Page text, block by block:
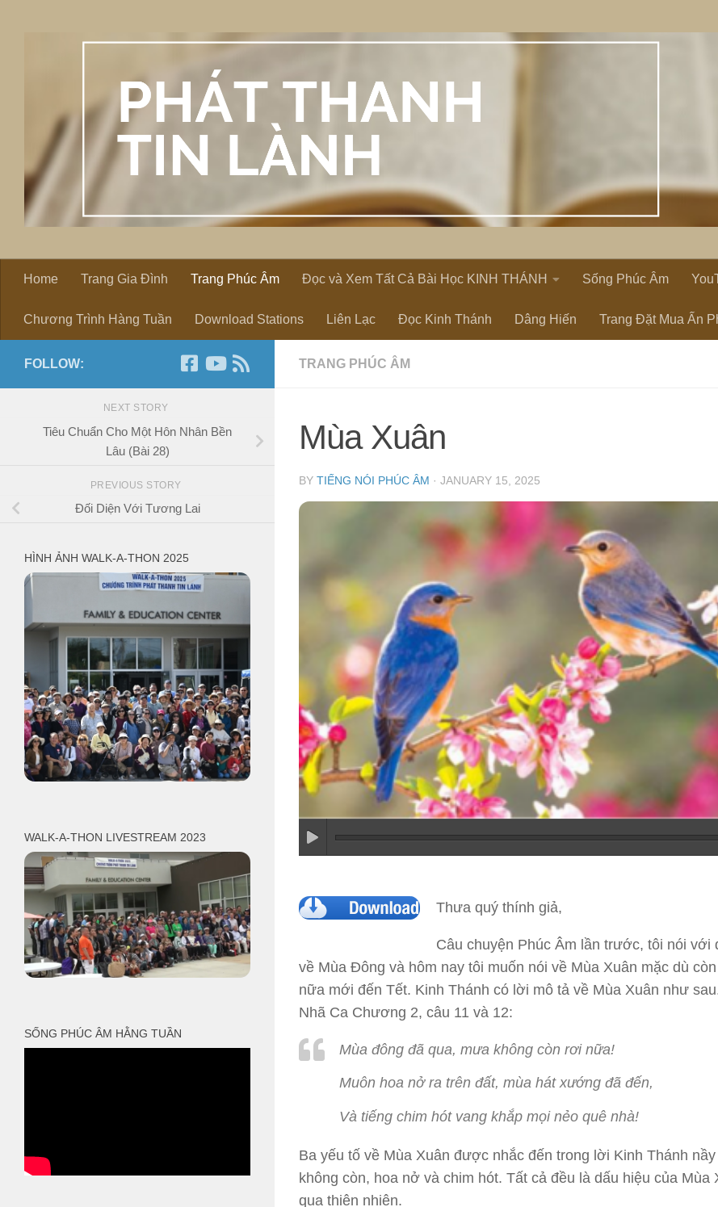
Home Trang Gia Đình Trang Phúc Âm Đọc và Xem Tất Cả Bài Học KINH THÁNH Sống Phúc Âm
Chương Trình Hàng Tuần Download Stations Liên Lạc Đọc Kinh Thánh Dâng Hiến Trang Đặt Mua Ấn
TRANG PHÚC ÂM
Mùa Xuân
BY TIẾNG NÓI PHÚC ÂM · JANUARY 15, 2025
Thưa quý thính giả,
Câu chuyện Phúc Âm lần trước, tôi nói với
về Mùa Đông và hôm nay tôi muốn nói về Mùa Xuân mặc dù
nữa mới đến Tết. Kinh Thánh có lời mô tả về Mùa Xuân như
Nhã Ca Chương 2, câu 11 và 12:
Mùa đông đã qua, mưa không còn rơi nữa!
Muôn hoa nở ra trên đất, mùa hát xướng đã đến,
Và tiếng chim hót vang khắp mọi nẻo quê nhà!
Ba yếu tố về Mùa Xuân được nhắc đến trong lời Kinh Thánh
không còn, hoa nở và chim hót. Tất cả đều là dấu hiệu của Mùa
qua thiên nhiên.
FOLLOW:
NEXT STORY
Tiêu Chuẩn Cho Một Hôn Nhân Bền
Lâu (Bài 28)
PREVIOUS STORY
Đối Diện Với Tương Lai
HÌNH ẢNH WALK-A-THON 2025
WALK-A-THON LIVESTREAM 2023
SỐNG PHÚC ÂM HẰNG TUẦN